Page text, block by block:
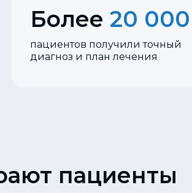
Более 20 000
пациентов получили точный
диагноз и план лечения
пациенты